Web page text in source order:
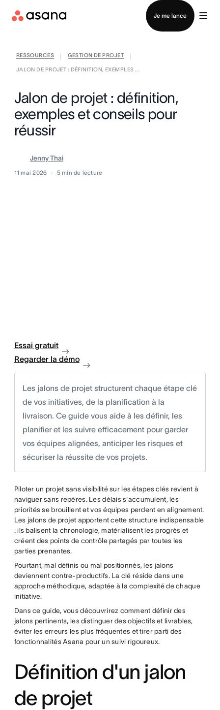
Je me lance
Contacter le service commercial
RESSOURCES GESTION DE PROJET
JALON DE PROJET : DÉFINITION, EXEMPLES ...
Jalon de projet : définition,
exemples et conseils pour
réussir
Jenny Thai
11 mai 2026 5 min de lecture
Essai gratuit
Regarder la démo
Les jalons de projet structurent chaque étape clé
de vos initiatives, de la planification à la
livraison. Ce guide vous aide à les définir, les
planifier et les suivre efficacement pour garder
vos équipes alignées, anticiper les risques et
sécuriser la réussite de vos projets.
Piloter un projet sans visibilité sur les étapes clés revient à
naviguer sans repères. Les délais s'accumulent, les
priorités se brouillent et vos équipes perdent en alignement.
Les jalons de projet apportent cette structure indispensable
: ils balisent la chronologie, matérialisent les progrès et
créent des points de contrôle partagés par toutes les
parties prenantes.
Pourtant, mal définis ou mal positionnés, les jalons
deviennent contre-productifs. La clé réside dans une
approche méthodique, adaptée à la complexité de chaque
initiative.
Dans ce guide, vous découvrirez comment définir des
jalons pertinents, les distinguer des objectifs et livrables,
éviter les erreurs les plus fréquentes et tirer parti des
fonctionnalités Asana pour un suivi rigoureux.
Définition d'un jalon
de projet